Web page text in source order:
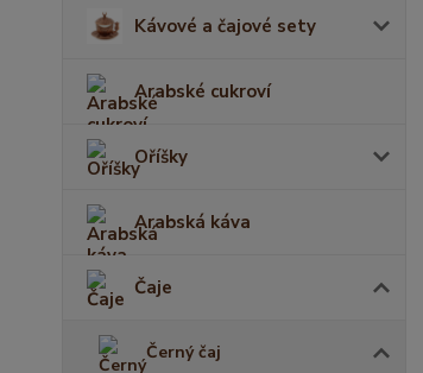
Kávové a čajové sety
Arabské cukroví
Oříšky
Arabská káva
Čaje
Černý čaj